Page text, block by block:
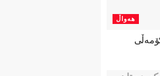
هەواڵ